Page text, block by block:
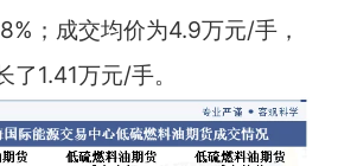
；成交均价为4.9万元/手，
1.41万元/手。